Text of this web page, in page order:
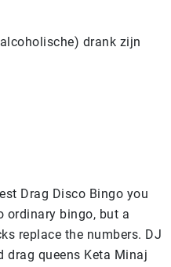
drank zijn
Drag Disco Bingo you
ordinary bingo, but a
replace the numbers. DJ
drag queens Keta Minaj